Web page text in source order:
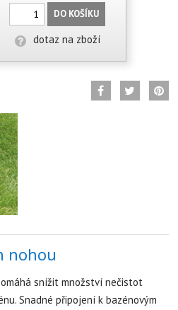
DO KOŠÍKU
dotaz na zboží
nohou
snížit množství nečistot
Snadné připojení k bazénovým